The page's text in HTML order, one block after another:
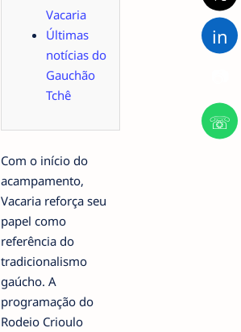
Vacaria
Últimas
notícias do
Gauchão
Tchê
Com o início do
acampamento,
Vacaria reforça seu
papel como
referência do
tradicionalismo
gaúcho. A
programação do
Rodeio Crioulo
in
☏